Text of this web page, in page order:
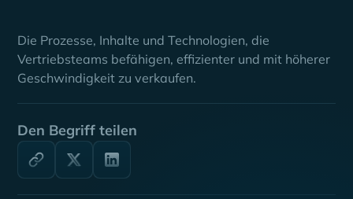
Den Begriff teilen
Die Prozesse, Inhalte und Technologien, die
Vertriebsteams befähigen, effizienter und mit höherer
Geschwindigkeit zu verkaufen.